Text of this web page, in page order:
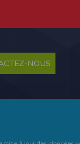
NOUS
tablette ou un
été déclaré à la
fonctionnalités du
web, et d'effectuer
vous nous